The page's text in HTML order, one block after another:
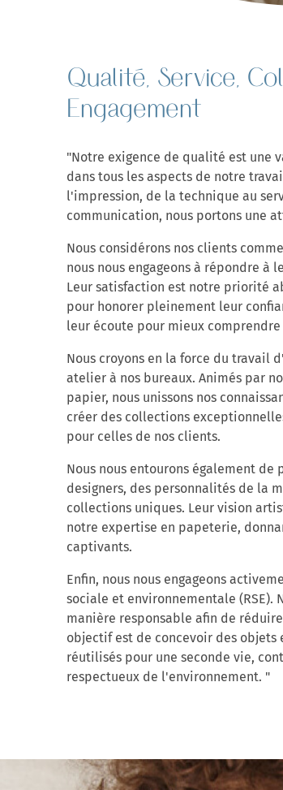
Qualité, Service,
Engagement
"Notre exigence de qualité est une
dans tous les aspects de notre
l'impression, de la technique au
communication, nous portons une
Nous considérons nos clients
nous nous engageons à répondre à
Leur satisfaction est notre priorité
pour honorer pleinement leur
leur écoute pour mieux
Nous croyons en la force du
atelier à nos bureaux. Animés par
papier, nous unissons nos
créer des collections
pour celles de nos clients.
Nous nous entourons également
designers, des personnalités de la
collections uniques. Leur vision
notre expertise en papeterie,
captivants.
Enfin, nous nous engageons
sociale et environnementale (RSE).
manière responsable afin de
objectif est de concevoir des
réutilisés pour une seconde vie,
respectueux de l'environnement. "